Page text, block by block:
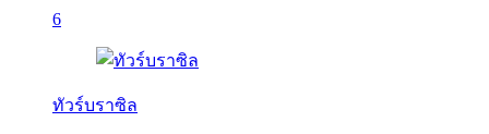
6
ทัวร์บราซิล